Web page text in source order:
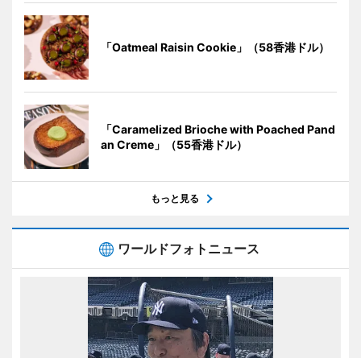
「Oatmeal Raisin Cookie」（58香港ドル）
「Caramelized Brioche with Poached Pand
an Creme」（55香港ドル）
もっと見る
ワールドフォトニュース